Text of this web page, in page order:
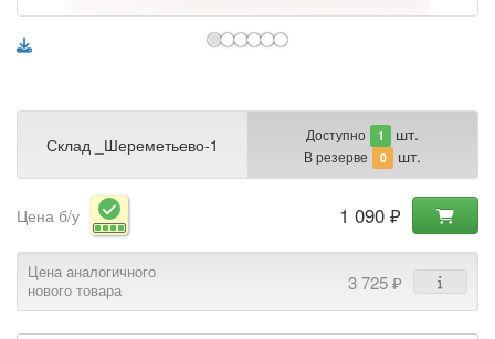
Склад _Шереметьево-1 Доступно 1 шт.
В резерве 0 шт.
Цена б/у 1 090 ₽
Цена аналогичного
нового товара
3 725 ₽